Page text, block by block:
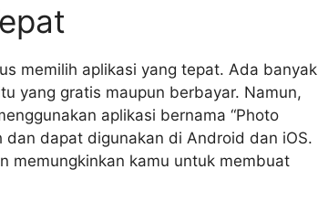
memilih aplikasi yang tepat. Ada banyak
yang gratis maupun berbayar. Namun,
aplikasi bernama “Photo
dan dapat digunakan di Android dan iOS.
memungkinkan kamu untuk membuat